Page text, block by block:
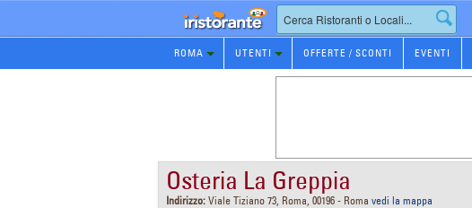
Prenotazione
Ristorante
ROMA UTENTI OFFERTE / SCONTI EVENTI
Osteria La Greppia
Indirizzo: Viale Tiziano 73, Roma, 00196 - Roma vedi la mappa